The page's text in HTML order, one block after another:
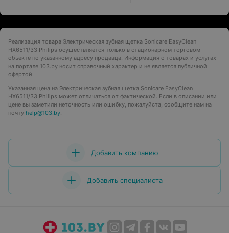
Реализация товара Электрическая зубная щетка Sonicare EasyClean
HX6511/33 Philips осуществляется только в стационарном торговом
объекте по указанному адресу продавца. Информация о товарах и услугах
на портале 103.by носит справочный характер и не является публичной
офертой.
Указанная цена на Электрическая зубная щетка Sonicare EasyClean
HX6511/33 Philips может отличаться от фактической. Если в описании или
цене вы заметили неточность или ошибку, пожалуйста, сообщите нам на
почту help@103.by.
Добавить компанию
Добавить специалиста